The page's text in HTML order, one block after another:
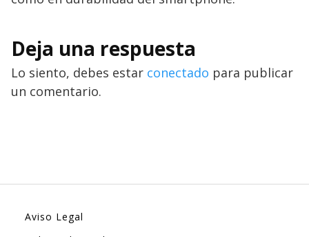
Deja una respuesta
Lo siento, debes estar conectado para publicar
un comentario.
Aviso Legal